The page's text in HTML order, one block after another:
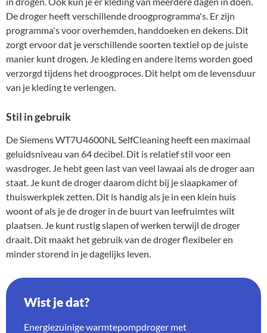
De droger heeft verschillende droogprogramma's. Er zijn
programma's voor overhemden, handdoeken en dekens. Dit
zorgt ervoor dat je verschillende soorten textiel op de juiste
manier kunt drogen. Je kleding en andere items worden goed
verzorgd tijdens het droogproces. Dit helpt om de levensduur
van je kleding te verlengen.
Stil in gebruik
De Siemens WT7U4600NL SelfCleaning heeft een maximaal
geluidsniveau van 64 decibel. Dit is relatief stil voor een
wasdroger. Je hebt geen last van veel lawaai als de droger aan
staat. Je kunt de droger daarom dicht bij je slaapkamer of
thuiswerkplek zetten. Dit is handig als je in een klein huis
woont of als je de droger in de buurt van leefruimtes wilt
plaatsen. Je kunt rustig slapen of werken terwijl de droger
draait. Dit maakt het gebruik van de droger flexibeler en
minder storend in je dagelijks leven.
Wist je dat?
Energiezuinige warmtepompdroger met